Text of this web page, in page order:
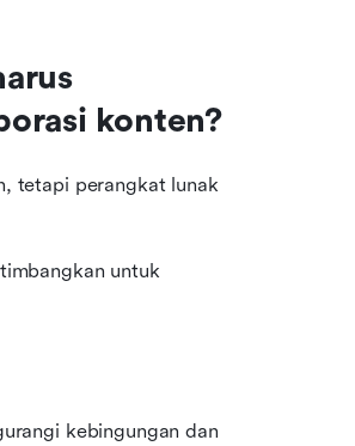
konten?
tetapi perangkat lunak
untuk
kebingungan dan